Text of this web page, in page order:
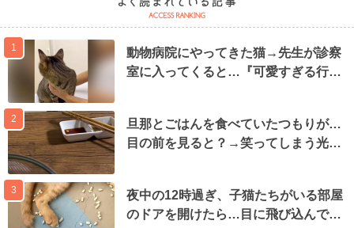
1
動物病院にやってきた猫→先生が診察
室に入ってくると…『可愛すぎる行…
2
旦那とごはんを食べていたつもりが…
目の前を見ると？→笑ってしまう光…
3
夜中の12時過ぎ、子猫たちがいる部屋
のドアを開けたら…目に飛び込んで…